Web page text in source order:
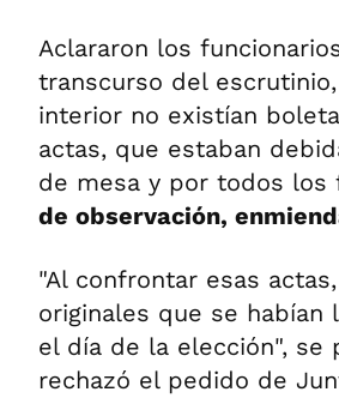
Aclararon los
transcurso del
interior no existían
actas, que estaban
de mesa y por todos los
de observación,
"Al confrontar esas
originales que se
el día de la elección",
rechazó el pedido de